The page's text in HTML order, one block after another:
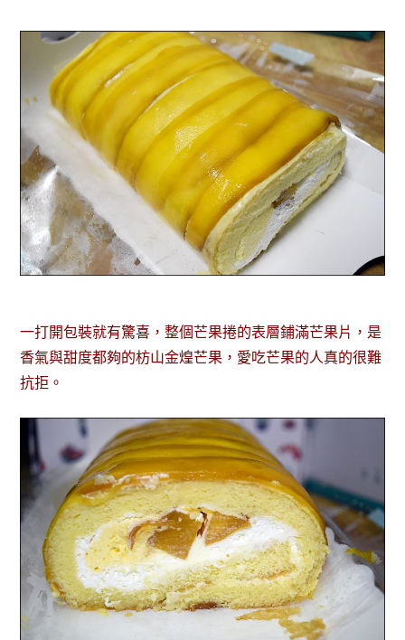
一打開包裝就有驚喜，整個芒果捲的表層鋪滿芒果片，是
香氣與甜度都夠的枋山金煌芒果，愛吃芒果的人真的很難
抗拒。